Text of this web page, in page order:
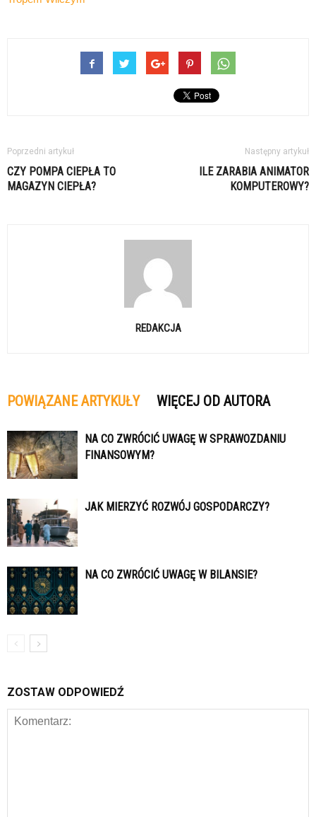
Poprzedni artykuł
CZY POMPA CIEPŁA TO
MAGAZYN CIEPŁA?
Następny artykuł
ILE ZARABIA ANIMATOR
KOMPUTEROWY?
REDAKCJA
POWIĄZANE ARTYKUŁY WIĘCEJ OD AUTORA
NA CO ZWRÓCIĆ UWAGĘ W SPRAWOZDANIU
FINANSOWYM?
JAK MIERZYĆ ROZWÓJ GOSPODARCZY?
NA CO ZWRÓCIĆ UWAGĘ W BILANSIE?
ZOSTAW ODPOWIEDŹ